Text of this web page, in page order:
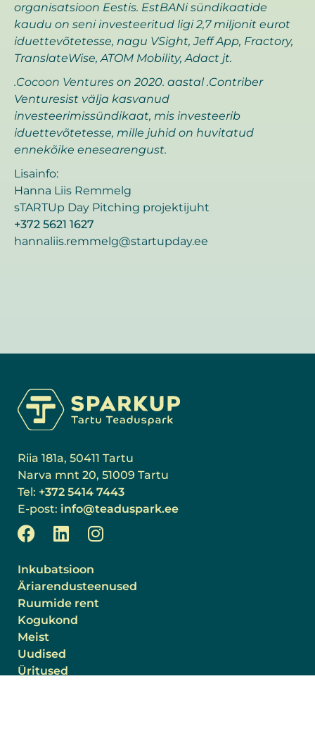
organisatsioon Eestis. EstBANi sündikaatide
kaudu on seni investeeritud ligi 2,7 miljonit eurot
iduettevõtetesse, nagu VSight, Jeff App, Fractory,
TranslateWise, ATOM Mobility, Adact jt.
.Cocoon Ventures on 2020. aastal .Contriber
Venturesist välja kasvanud
investeerimissündikaat, mis investeerib
iduettevõtetesse, mille juhid on huvitatud
ennekõike enesearengust.
Lisainfo:
Hanna Liis Remmelg
sTARTUp Day Pitching projektijuht
+372 5621 1627
hannaliis.remmelg@startupday.ee
Riia 181a, 50411 Tartu
Narva mnt 20, 51009 Tartu
Tel: +372 5414 7443
E-post: info@teaduspark.ee
Inkubatsioon
Äriarendusteenused
Ruumide rent
Kogukond
Meist
Uudised
Üritused